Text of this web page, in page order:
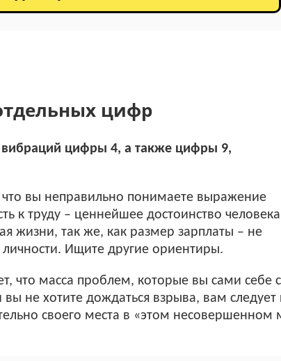
цифр
вибраций цифры 4, а также цифры 9,
что вы неправильно понимаете выражение
к труду – ценнейшее достоинство
жизни, так же, как размер зарплаты – не
Ищите другие ориентиры.
что масса проблем, которые вы сами себе
вы не хотите дождаться взрыва, вам следует
своего места в «этом несовершенном